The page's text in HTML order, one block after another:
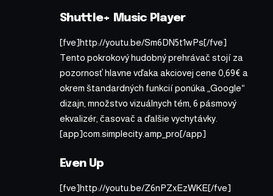
Shuttle+ Music Player
[fve]http://youtu.be/Sm6DN5t1wPs[/fve]
Tento pokrokový hudobný prehrávač stojí za
pozornosť hlavne vďaka akciovej cene 0,69€ a
okrem štandardných funkcií ponúka „Google“
dizajn, množstvo vizuálnych tém, 6 pásmový
ekvalizér, časovač a ďalšie vychytávky.
[app]com.simplecity.amp_pro[/app]
Even Up
[fve]http://youtu.be/Z6nPZxEzWKE[/fve]